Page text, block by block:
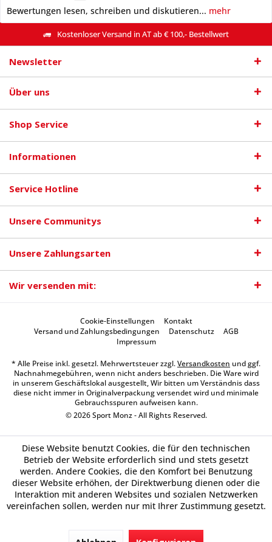
Bewertungen lesen, schreiben und diskutieren... mehr
Kostenloser Versand in AT ab € 100,- Bestellwert
Newsletter
Über uns
Shop Service
Informationen
Service Hotline
Unsere Communitys
Unsere Zahlungsarten
Wir versenden mit:
Cookie-Einstellungen
Kontakt
Versand und Zahlungsbedingungen
Datenschutz
AGB
Impressum
* Alle Preise inkl. gesetzl. Mehrwertsteuer zzgl.Versandkosten und ggf.
Nachnahmegebühren, wenn nicht anders beschrieben. Die Ware wird
in unserem Geschäftslokal ausgestellt, Wir bitten um Verständnis dass
diese nicht immer in Originalverpackung versendet wird und minimale
Gebrauchsspuren aufweisen kann.
© 2026 Sport Monz - All Rights Reserved.
Diese Website benutzt Cookies, die für den technischen
Betrieb der Website erforderlich sind und stets gesetzt
werden. Andere Cookies, die den Komfort bei Benutzung
dieser Website erhöhen, der Direktwerbung dienen oder die
Interaktion mit anderen Websites und sozialen Netzwerken
vereinfachen sollen, werden nur mit Ihrer Zustimmung gesetzt.